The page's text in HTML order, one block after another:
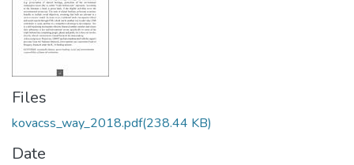
Files
kovacss_way_2018.pdf(238.44 KB)
Date